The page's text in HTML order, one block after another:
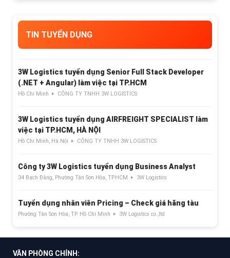
TIN TUYỂN DỤNG
3W Logistics tuyển dụng Senior Full Stack Developer
(.NET + Angular) làm việc tại TP.HCM
Hồ Chí Minh CÔNG TY TNHH 3W LOGISTICS
3W Logistics tuyển dụng AIRFREIGHT SPECIALIST làm
việc tại TP.HCM, HÀ NỘI
Hồ Chí Minh, Hà Nội CÔNG TY TNHH 3W LOGISTICS
Công ty 3W Logistics tuyển dụng Business Analyst
34 Bạch Đằng, Phường Tân Sơn Hòa, TP.HCM 3W Logistics
Tuyển dụng nhân viên Pricing – Check giá hãng tàu
Phường Tân Sơn Hòa, TP. Hồ Chí Minh 3W Logistics co.,ltd
VĂN PHÒNG CHÍNH: